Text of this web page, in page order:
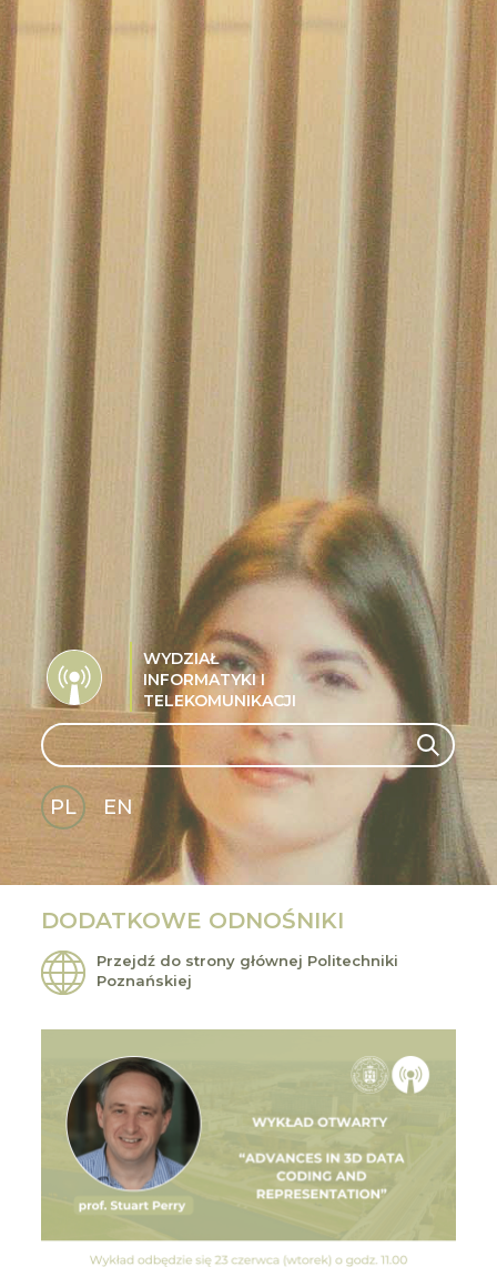
WYDZIAŁ
INFORMATYKI I
TELEKOMUNIKACJI
Search Search
PL
EN
GLI
SH
DODATKOWE ODNOŚNIKI
Przejdź do strony głównej Politechniki
Poznańskiej